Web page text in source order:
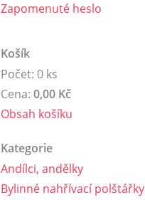
Zapomenuté heslo
Košík
Počet: 0 ks
Cena: 0,00 Kč
Obsah košíku
Kategorie
Andílci, andělky
Bylinné nahřívací polštářky